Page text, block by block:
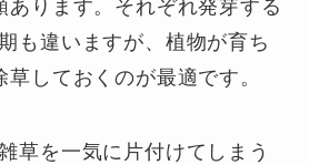
あります。それぞれ発芽する
も違いますが、植物が育ち
しておくのが最適です。
草を一気に片付けてしまう